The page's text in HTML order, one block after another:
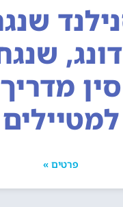
סין מדריך
למטיילים
פרטים »